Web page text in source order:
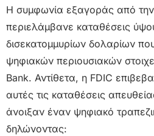
Η συμφωνία εξαγοράς από
περιελάμβανε καταθέσεις
δισεκατομμυρίων δολαρίων
ψηφιακών περιουσιακών
Bank. Αντίθετα, η FDIC
αυτές τις καταθέσεις
άνοιξαν έναν ψηφιακό
δηλώνοντας: